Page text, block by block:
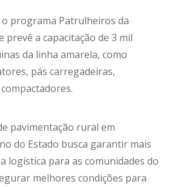
programa Patrulheiros da
prevê a capacitação de 3 mil
da linha amarela, como
pás carregadeiras,
pavimentação rural em
do Estado busca garantir mais
logística para as comunidades do
melhores condições para